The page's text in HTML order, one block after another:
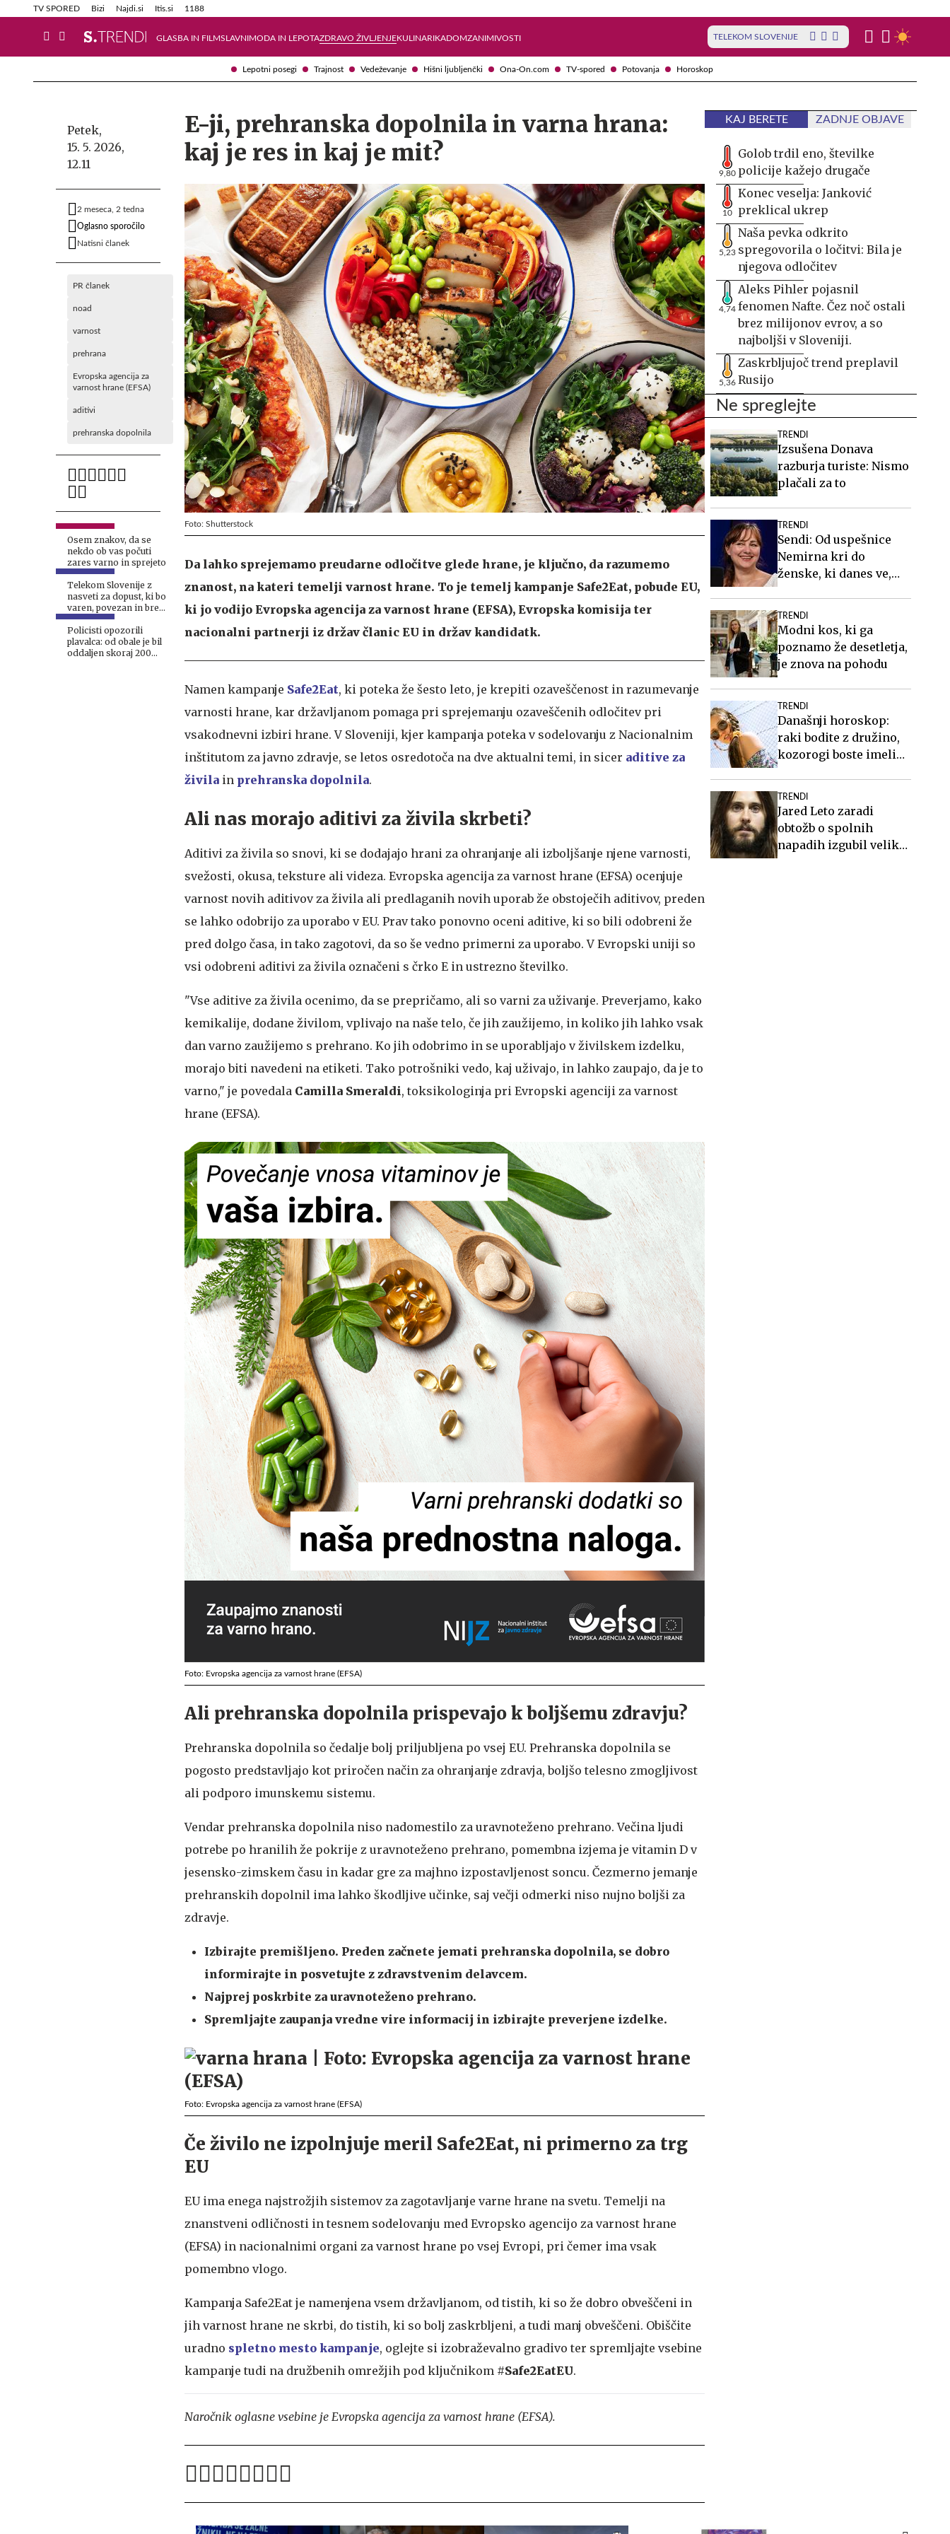
Lepotni posegi Trajnost Vedeževanje Hišni ljubljenčki Ona-On.com TV-spored Potovanja Horoskop
TV SPORED Bizi Najdi.si Itis.si 1188
GLASBA IN FILMSLAVNIMODA IN LEPOTAZDRAVO ŽIVLJENJEKULINARIKADOMZANIMIVOSTI TELEKOM SLOVENIJE
Info in obvestila Tehnik
Petek,
15. 5. 2026,
12.11
2 meseca, 2 tedna
Oglasno sporočilo
Natisni članek
PR članek
noad
varnost
prehrana
Evropska agencija za
varnost hrane (EFSA)
aditivi
prehranska dopolnila
Osem znakov, da se
nekdo ob vas počuti
zares varno in sprejeto
Telekom Slovenije z
nasveti za dopust, ki bo
varen, povezan in brez
digitalnih skrbi
Policisti opozorili
plavalca: od obale je bil
oddaljen skoraj 200
E-ji, prehranska dopolnila in varna hrana:
kaj je res in kaj je mit?
Foto: Shutterstock
Da lahko sprejemamo preudarne odločitve glede hrane, je ključno, da razumemo
znanost, na kateri temelji varnost hrane. To je temelj kampanje Safe2Eat, pobude EU,
ki jo vodijo Evropska agencija za varnost hrane (EFSA), Evropska komisija ter
nacionalni partnerji iz držav članic EU in držav kandidatk.
Namen kampanje Safe2Eat, ki poteka že šesto leto, je krepiti ozaveščenost in razumevanje
varnosti hrane, kar državljanom pomaga pri sprejemanju ozaveščenih odločitev pri
vsakodnevni izbiri hrane. V Sloveniji, kjer kampanja poteka v sodelovanju z Nacionalnim
inštitutom za javno zdravje, se letos osredotoča na dve aktualni temi, in sicer aditive za
živila in prehranska dopolnila.
Ali nas morajo aditivi za živila skrbeti?
Aditivi za živila so snovi, ki se dodajajo hrani za ohranjanje ali izboljšanje njene varnosti,
svežosti, okusa, teksture ali videza. Evropska agencija za varnost hrane (EFSA) ocenjuje
varnost novih aditivov za živila ali predlaganih novih uporab že obstoječih aditivov, preden
se lahko odobrijo za uporabo v EU. Prav tako ponovno oceni aditive, ki so bili odobreni že
pred dolgo časa, in tako zagotovi, da so še vedno primerni za uporabo. V Evropski uniji so
vsi odobreni aditivi za živila označeni s črko E in ustrezno številko.
"Vse aditive za živila ocenimo, da se prepričamo, ali so varni za uživanje. Preverjamo, kako
kemikalije, dodane živilom, vplivajo na naše telo, če jih zaužijemo, in koliko jih lahko vsak
dan varno zaužijemo s prehrano. Ko jih odobrimo in se uporabljajo v živilskem izdelku,
morajo biti navedeni na etiketi. Tako potrošniki vedo, kaj uživajo, in lahko zaupajo, da je to
varno," je povedala Camilla Smeraldi, toksikologinja pri Evropski agenciji za varnost
hrane (EFSA).
Foto: Evropska agencija za varnost hrane (EFSA)
Ali prehranska dopolnila prispevajo k boljšemu zdravju?
Prehranska dopolnila so čedalje bolj priljubljena po vsej EU. Prehranska dopolnila se
pogosto predstavljajo kot priročen način za ohranjanje zdravja, boljšo telesno zmogljivost
ali podporo imunskemu sistemu.
Vendar prehranska dopolnila niso nadomestilo za uravnoteženo prehrano. Večina ljudi
potrebe po hranilih že pokrije z uravnoteženo prehrano, pomembna izjema je vitamin D v
jesensko-zimskem času in kadar gre za majhno izpostavljenost soncu. Čezmerno jemanje
prehranskih dopolnil ima lahko škodljive učinke, saj večji odmerki niso nujno boljši za
zdravje.
Izbirajte premišljeno. Preden začnete jemati prehranska dopolnila, se dobro
informirajte in posvetujte z zdravstvenim delavcem.
Najprej poskrbite za uravnoteženo prehrano.
Spremljajte zaupanja vredne vire informacij in izbirajte preverjene izdelke.
Foto: Evropska agencija za varnost hrane (EFSA)
Če živilo ne izpolnjuje meril Safe2Eat, ni primerno za trg
EU
EU ima enega najstrožjih sistemov za zagotavljanje varne hrane na svetu. Temelji na
znanstveni odličnosti in tesnem sodelovanju med Evropsko agencijo za varnost hrane
(EFSA) in nacionalnimi organi za varnost hrane po vsej Evropi, pri čemer ima vsak
pomembno vlogo.
Kampanja Safe2Eat je namenjena vsem državljanom, od tistih, ki so že dobro obveščeni in
jih varnost hrane ne skrbi, do tistih, ki so bolj zaskrbljeni, a tudi manj obveščeni. Obiščite
uradno spletno mesto kampanje, oglejte si izobraževalno gradivo ter spremljajte vsebine
kampanje tudi na družbenih omrežjih pod ključnikom #Safe2EatEU.
Naročnik oglasne vsebine je Evropska agencija za varnost hrane (EFSA).
KAJ BERETE ZADNJE OBJAVE
9,80
Golob trdil eno, številke
policije kažejo drugače
10
Konec veselja: Janković
preklical ukrep
5,23
Naša pevka odkrito
spregovorila o ločitvi: Bila je
njegova odločitev
4,74
Aleks Pihler pojasnil
fenomen Nafte. Čez noč ostali
brez milijonov evrov, a so
najboljši v Sloveniji.
5,36
Zaskrbljujoč trend preplavil
Rusijo
Ne spreglejte
TRENDI
Izsušena Donava
razburja turiste: Nismo
plačali za to
TRENDI
Sendi: Od uspešnice
Nemirna kri do
ženske, ki danes ve,
TRENDI
Modni kos, ki ga
poznamo že desetletja,
je znova na pohodu
TRENDI
Današnji horoskop:
raki bodite z družino,
kozorogi boste imeli
TRENDI
Jared Leto zaradi
obtožb o spolnih
napadih izgubil veliko